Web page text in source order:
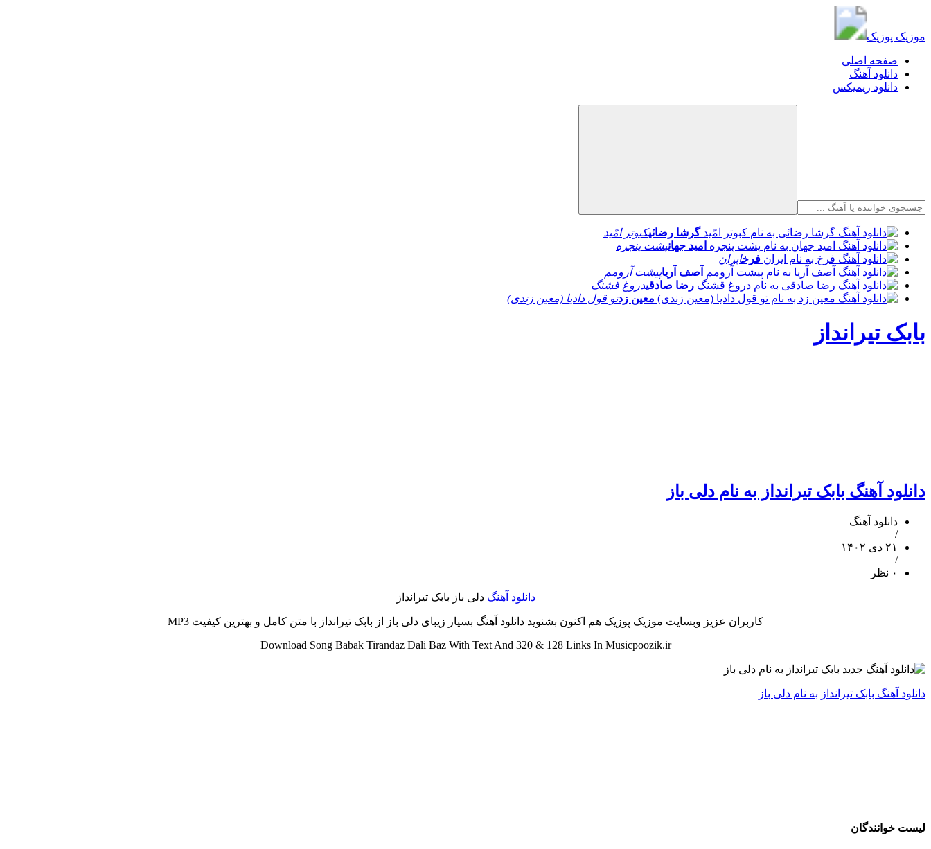
موزیک پوزیک
صفحه اصلی
دانلود آهنگ
دانلود ریمیکس
گرشا رضائیکبوتر امّید
امید جهانپشت پنجره
فرخایران
آصف آریاپیشت آرومم
رضا صادقیدروغ قشنگ
معین زدتو قول دادیا (معین زندی)
بابک تیرانداز
دانلود آهنگ بابک تیرانداز به نام دلی باز
دانلود آهنگ
/
۲۱ دی ۱۴۰۲
/
۰ نظر
دانلود آهنگ دلی باز بابک تیرانداز
کاربران عزیز وبسایت موزیک پوزیک هم اکنون بشنوید دانلود آهنگ بسیار زیبای دلی باز از بابک تیرانداز با متن کامل و بهترین کیفیت MP3
Download Song Babak Tirandaz Dali Baz With Text And 320 & 128 Links In Musicpoozik.ir
دانلود آهنگ بابک تیرانداز به نام دلی باز
لیست خوانندگان